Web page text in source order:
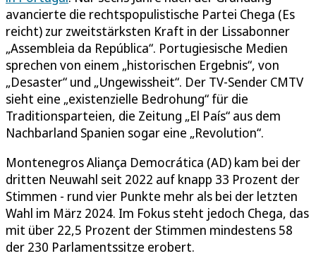
avancierte die rechtspopulistische Partei Chega (Es
reicht) zur zweitstärksten Kraft in der Lissabonner
„Assembleia da República“. Portugiesische Medien
sprechen von einem „historischen Ergebnis“, von
„Desaster“ und „Ungewissheit“. Der TV-Sender CMTV
sieht eine „existenzielle Bedrohung“ für die
Traditionsparteien, die Zeitung „El País“ aus dem
Nachbarland Spanien sogar eine „Revolution“.
Montenegros Aliança Democrática (AD) kam bei der
dritten Neuwahl seit 2022 auf knapp 33 Prozent der
Stimmen - rund vier Punkte mehr als bei der letzten
Wahl im März 2024. Im Fokus steht jedoch Chega, das
mit über 22,5 Prozent der Stimmen mindestens 58
der 230 Parlamentssitze erobert.